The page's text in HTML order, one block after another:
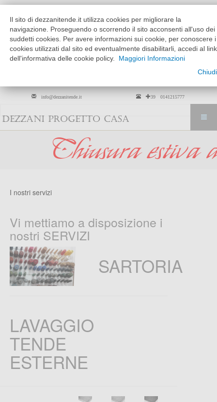
POMERIGGIO
MARTEDÌ --> VENERDÌ
9:30 - 12:30
15:30 - 19:30
SABATO
9:30 - 12:30
solo su
appuntamento
+39 0141215777
info@dezzanitende.it
DEZZANI PROGETTO CASA
estiva dal
I nostri servizi
Vi mettiamo a disposizione i
nostri SERVIZI
SARTORIA
LAVAGGIO
TENDE
ESTERNE
Il sito di dezzanitende.it utilizza cookies per migliorare la
navigazione. Proseguendo o scorrendo il sito acconsenti all'uso dei
suddetti cookies. Per avere informazioni sui cookie, per conoscere i
cookies utilizzati dal sito ed eventualmente disabilitarli, accedi al link
dell'informativa delle cookie policy.
Maggiori Informazioni
Chiudi